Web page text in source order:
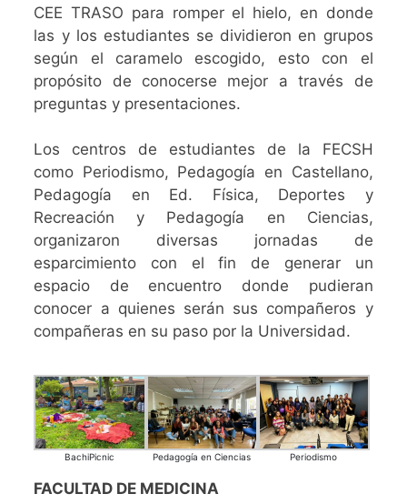
CEE TRASO para romper el hielo, en donde
las y los estudiantes se dividieron en grupos
según el caramelo escogido, esto con el
propósito de conocerse mejor a través de
preguntas y presentaciones.
Los centros de estudiantes de la FECSH
como Periodismo, Pedagogía en Castellano,
Pedagogía en Ed. Física, Deportes y
Recreación y Pedagogía en Ciencias,
organizaron diversas jornadas de
esparcimiento con el fin de generar un
espacio de encuentro donde pudieran
conocer a quienes serán sus compañeros y
compañeras en su paso por la Universidad.
BachiPicnic Pedagogía en Ciencias Periodismo
FACULTAD DE MEDICINA